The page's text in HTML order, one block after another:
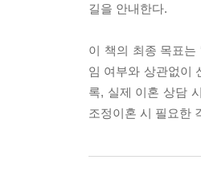
길을 안내한다.
이 책의 최종 목표는
임 여부와 상관없이
록, 실제 이혼 상담
조정이혼 시 필요한